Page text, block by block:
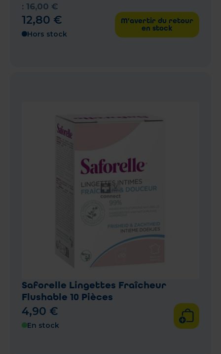
: 16,00 €
12,80 €
Hors stock
M'avertir du retour
en stock
Saforelle Lingettes Fraîcheur
Flushable 10 Pièces
4,90 €
En stock